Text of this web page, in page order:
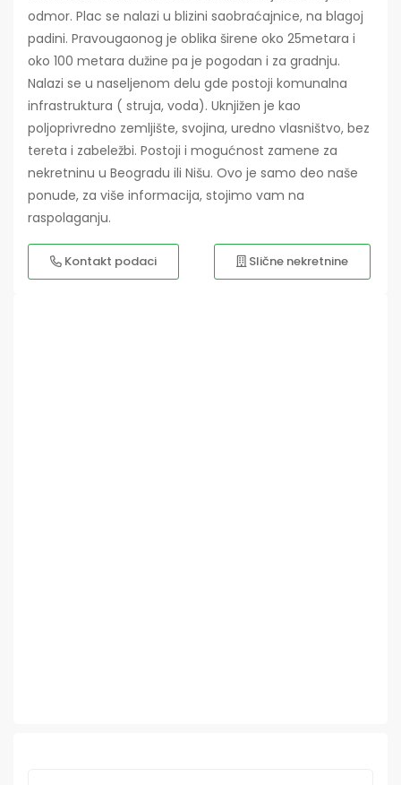
odmor. Plac se nalazi u blizini saobraćajnice, na blagoj
padini. Pravougaonog je oblika širene oko 25metara i
oko 100 metara dužine pa je pogodan i za gradnju.
Nalazi se u naseljenom delu gde postoji komunalna
infrastruktura ( struja, voda). Uknjižen je kao
poljoprivredno zemljište, svojina, uredno vlasništvo, bez
tereta i zabeležbi. Postoji i mogućnost zamene za
nekretninu u Beogradu ili Nišu. Ovo je samo deo naše
ponude, za više informacija, stojimo vam na
raspolaganju.
Kontakt podaci Slične nekretnine